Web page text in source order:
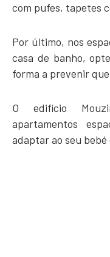
com pufes, tapetes
Por último, nos
casa de banho,
forma a prevenir
O edifício
apartamentos
adaptar ao seu